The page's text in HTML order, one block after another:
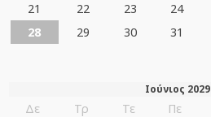
21
22 23 24
28
29 30 31
Ιούνιος 2029
Δε Τρ Τε Πε